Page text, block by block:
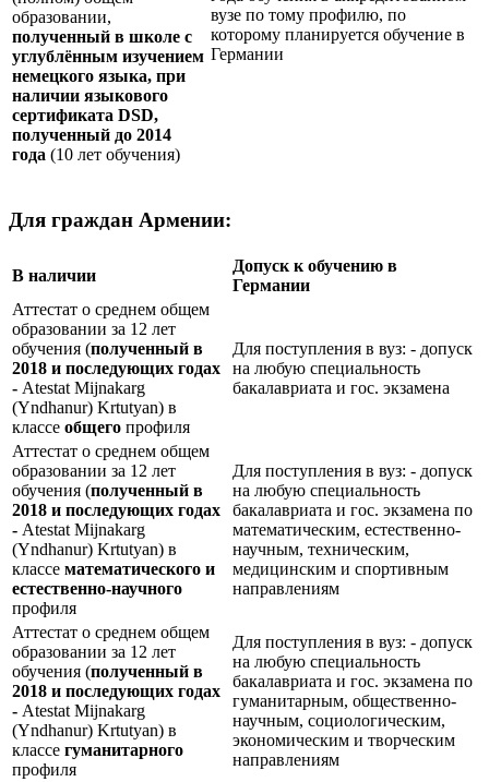
вузе по тому профилю, по
которому планируется обучение в
Германии
образовании,
полученный в школе с
углублённым изучением
немецкого языка, при
наличии языкового
сертификата DSD,
полученный до 2014
года (10 лет обучения)
Для граждан Армении:
В наличии
Допуск к обучению в
Германии
Аттестат о среднем общем
образовании за 12 лет
обучения (полученный в
2018 и последующих годах
- Atestat Mijnakarg
(Yndhanur) Krtutyan) в
классе общего профиля
Для поступления в вуз: - допуск
на любую специальность
бакалавриата и гос. экзамена
Аттестат о среднем общем
образовании за 12 лет
обучения (полученный в
2018 и последующих годах
- Atestat Mijnakarg
(Yndhanur) Krtutyan) в
классе математического и
естественно-научного
профиля
Для поступления в вуз: - допуск
на любую специальность
бакалавриата и гос. экзамена по
математическим, естественно-
научным, техническим,
медицинским и спортивным
направлениям
Аттестат о среднем общем
образовании за 12 лет
обучения (полученный в
2018 и последующих годах
- Atestat Mijnakarg
(Yndhanur) Krtutyan) в
классе гуманитарного
профиля
Для поступления в вуз: - допуск
на любую специальность
бакалавриата и гос. экзамена по
гуманитарным, общественно-
научным, социологическим,
экономическим и творческим
направлениям